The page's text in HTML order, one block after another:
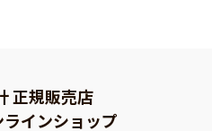
正規販売店
インショップ